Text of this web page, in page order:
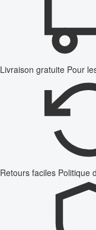
Livraison gratuite Pour
Retours faciles Politique